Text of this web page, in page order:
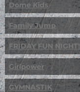
Dome Kids
Family Jump
FRIDAY FUN NIGHT!
Girlpower
GYMNASTIK